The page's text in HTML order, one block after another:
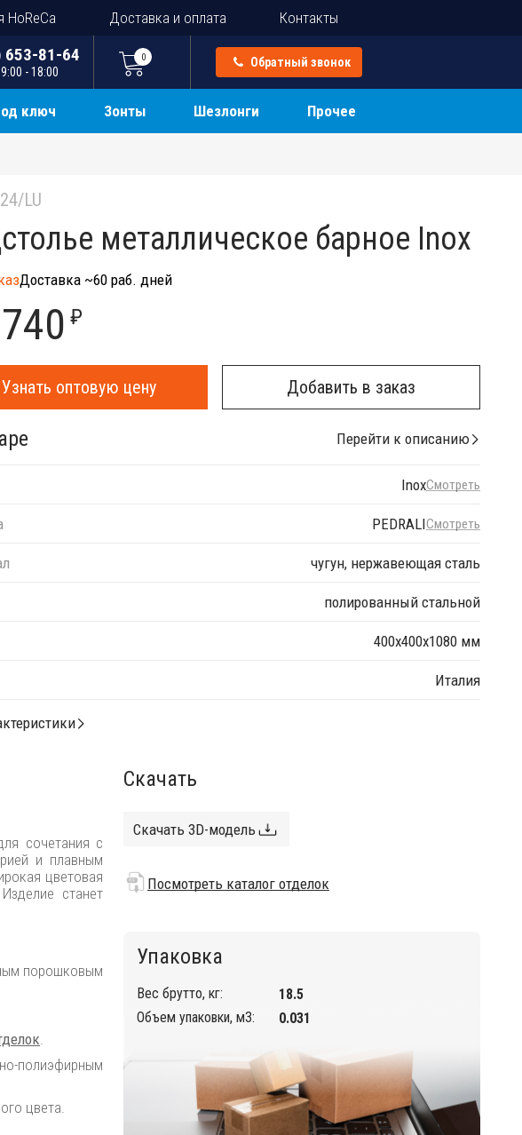
HoReCa Доставка и оплата Контакты
653-81-64
- 18:00
0 Обратный звонок
ключ Зонты Шезлонги Прочее
LU
металлическое барное Inox
Доставка ~60 раб. дней
₽
Узнать оптовую цену Добавить в заказ
Перейти к описанию
InoxСмотреть
PEDRALIСмотреть
чугун, нержавеющая сталь
полированный стальной
400х400х1080 мм
Италия
сочетания с
и плавным
цветовая
станет
порошковым
.
полиэфирным
цвета.
Скачать
Скачать 3D-модель
Посмотреть каталог отделок
Упаковка
Вес брутто, кг:
18.5
Объем упаковки, м3:
0.031